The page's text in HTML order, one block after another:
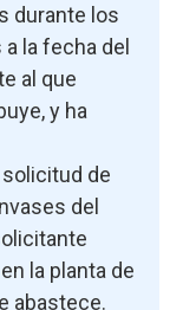
durante los
la fecha del
al que
y ha
de
del
la planta de
abastece.